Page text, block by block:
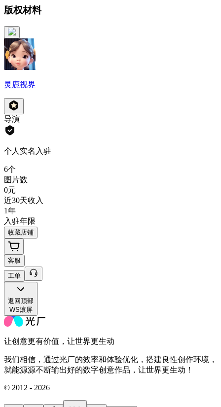
版权材料
灵鹿视界
导演
个人实名入驻
6个
图片数
0元
近30天收入
1年
入驻年限
收藏店铺
客服
工单
返回顶部
WS滚屏
让创意更有价值，让世界更生动
我们相信，通过光厂的效率和体验优化，搭建良性创作环境，
就能源源不断输出好的数字创意作品，让世界更生动！
© 2012 - 2026